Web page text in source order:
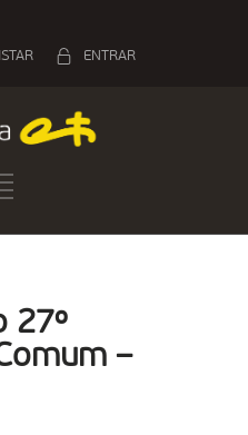
ENTRAR
27º
–